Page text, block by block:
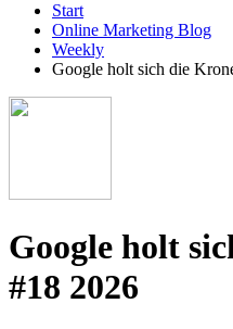
Start
Online Marketing Blog
Weekly
Google holt sich die
Google holt
#18 2026